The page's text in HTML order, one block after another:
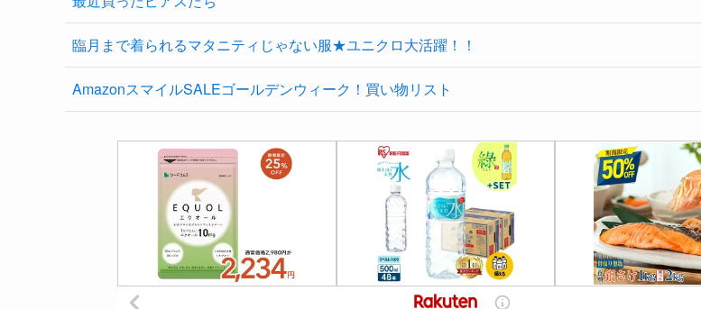
臨月まで着られるマタニティじゃない服★ユニクロ大活躍！！
AmazonスマイルSALEゴールデンウィーク！買い物リスト